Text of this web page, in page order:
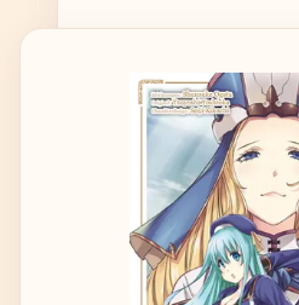
Bildergalerie überspringen